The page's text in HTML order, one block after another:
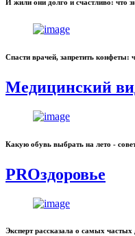
И жили они долго и счастливо: что
Спасти врачей, запретить конфеты:
Медицинский
Какую обувь выбрать на лето -
PROздоровье
Эксперт рассказала о самых